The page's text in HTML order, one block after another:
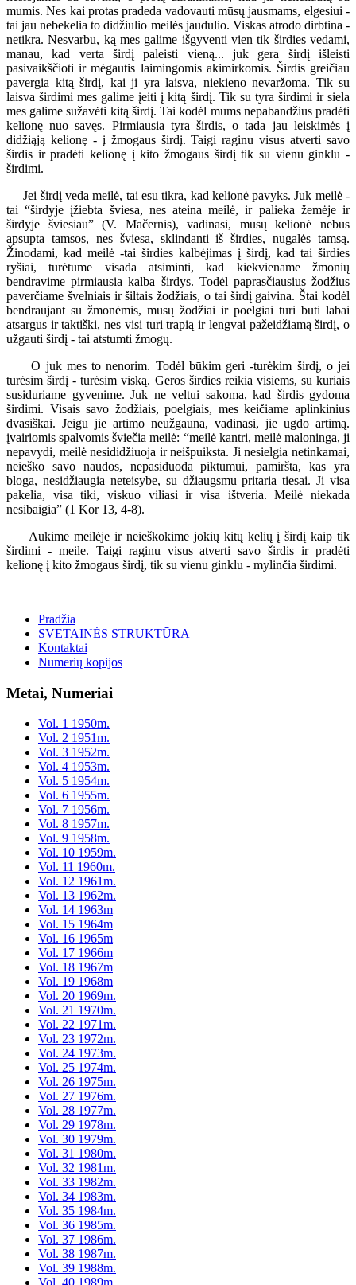
mumis. Nes kai protas pradeda vadovauti mūsų jausmams, elgesiui -
tai jau nebekelia to didžiulio meilės jaudulio. Viskas atrodo dirbtina -
netikra. Nesvarbu, ką mes galime išgyventi vien tik širdies vedami,
manau, kad verta širdį paleisti vieną... juk gera širdį išleisti
pasivaikščioti ir mėgautis laimingomis akimirkomis. Širdis greičiau
pavergia kitą širdį, kai ji yra laisva, niekieno nevaržoma. Tik su
laisva širdimi mes galime įeiti į kitą širdį. Tik su tyra širdimi ir siela
mes galime sužavėti kitą širdį. Tai kodėl mums nepabandžius pradėti
kelionę nuo savęs. Pirmiausia tyra širdis, o tada jau leiskimės į
didžiąją kelionę - į žmogaus širdį. Taigi raginu visus atverti savo
širdis ir pradėti kelionę į kito žmogaus širdį tik su vienu ginklu -
širdimi.
Jei širdį veda meilė, tai esu tikra, kad kelionė pavyks. Juk meilė -
tai “širdyje įžiebta šviesa, nes ateina meilė, ir palieka žemėje ir
širdyje šviesiau” (V. Mačernis), vadinasi, mūsų kelionė nebus
apsupta tamsos, nes šviesa, sklindanti iš širdies, nugalės tamsą.
Žinodami, kad meilė -tai širdies kalbėjimas į širdį, kad tai širdies
ryšiai, turėtume visada atsiminti, kad kiekviename žmonių
bendravime pirmiausia kalba širdys. Todėl paprasčiausius žodžius
paverčiame švelniais ir šiltais žodžiais, o tai širdį gaivina. Štai kodėl
bendraujant su žmonėmis, mūsų žodžiai ir poelgiai turi būti labai
atsargus ir taktiški, nes visi turi trapią ir lengvai pažeidžiamą širdį, o
užgauti širdį - tai atstumti žmogų.
O juk mes to nenorim. Todėl būkim geri -turėkim širdį, o jei
turėsim širdį - turėsim viską. Geros širdies reikia visiems, su kuriais
susiduriame gyvenime. Juk ne veltui sakoma, kad širdis gydoma
širdimi. Visais savo žodžiais, poelgiais, mes keičiame aplinkinius
dvasiškai. Jeigu jie artimo neužgauna, vadinasi, jie ugdo artimą.
įvairiomis spalvomis šviečia meilė: “meilė kantri, meilė maloninga, ji
nepavydi, meilė nesididžiuoja ir neišpuiksta. Ji nesielgia netinkamai,
neieško savo naudos, nepasiduoda piktumui, pamiršta, kas yra
bloga, nesidžiaugia neteisybe, su džiaugsmu pritaria tiesai. Ji visa
pakelia, visa tiki, viskuo viliasi ir visa ištveria. Meilė niekada
nesibaigia” (1 Kor 13, 4-8).
Aukime meilėje ir neieškokime jokių kitų kelių į širdį kaip tik
širdimi - meile. Taigi raginu visus atverti savo širdis ir pradėti
kelionę į kito žmogaus širdį, tik su vienu ginklu - mylinčia širdimi.
Pradžia
SVETAINĖS STRUKTŪRA
Kontaktai
Numerių kopijos
Metai, Numeriai
Vol. 1 1950m.
Vol. 2 1951m.
Vol. 3 1952m.
Vol. 4 1953m.
Vol. 5 1954m.
Vol. 6 1955m.
Vol. 7 1956m.
Vol. 8 1957m.
Vol. 9 1958m.
Vol. 10 1959m.
Vol. 11 1960m.
Vol. 12 1961m.
Vol. 13 1962m.
Vol. 14 1963m
Vol. 15 1964m
Vol. 16 1965m
Vol. 17 1966m
Vol. 18 1967m
Vol. 19 1968m
Vol. 20 1969m.
Vol. 21 1970m.
Vol. 22 1971m.
Vol. 23 1972m.
Vol. 24 1973m.
Vol. 25 1974m.
Vol. 26 1975m.
Vol. 27 1976m.
Vol. 28 1977m.
Vol. 29 1978m.
Vol. 30 1979m.
Vol. 31 1980m.
Vol. 32 1981m.
Vol. 33 1982m.
Vol. 34 1983m.
Vol. 35 1984m.
Vol. 36 1985m.
Vol. 37 1986m.
Vol. 38 1987m.
Vol. 39 1988m.